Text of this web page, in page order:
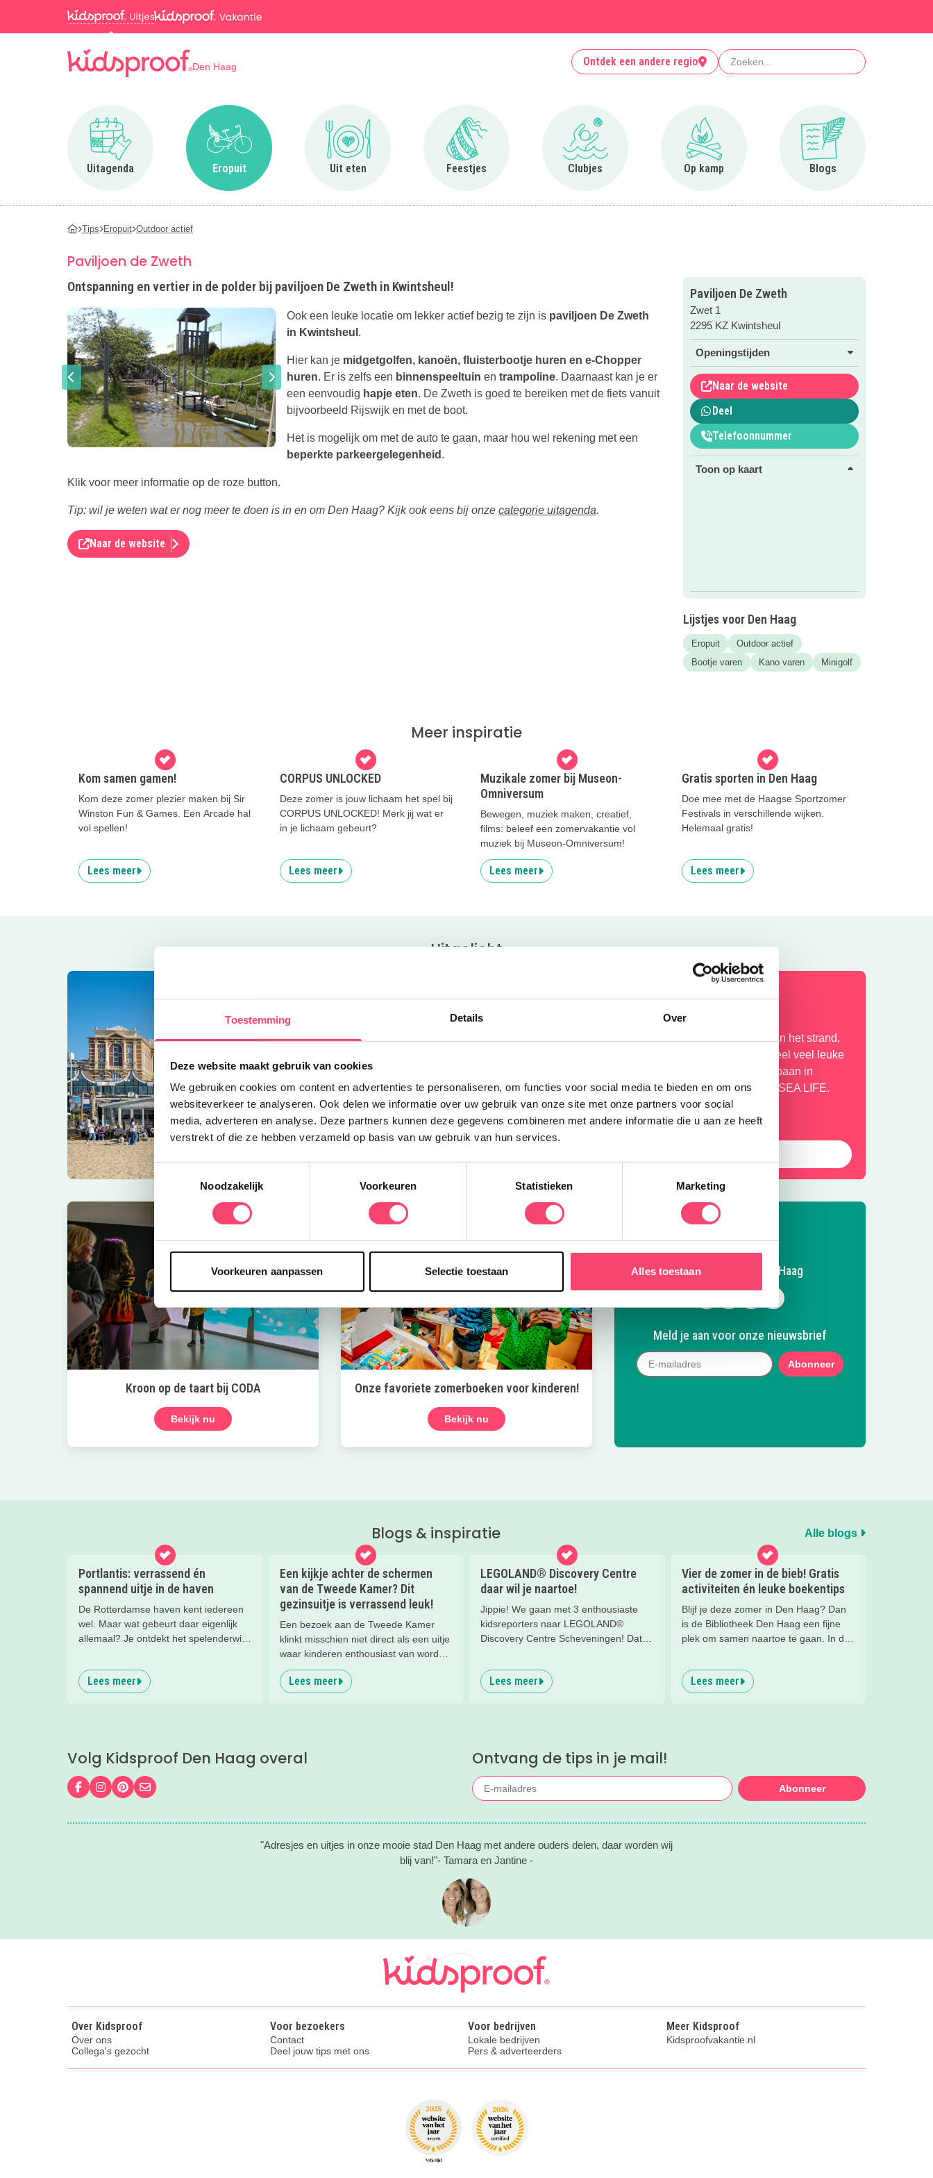
Toestemming Details Over
Deze website maakt gebruik van cookies
We gebruiken cookies om content en advertenties te personaliseren, om functies voor social media te bieden en om ons
websiteverkeer te analyseren. Ook delen we informatie over uw gebruik van onze site met onze partners voor social
media, adverteren en analyse. Deze partners kunnen deze gegevens combineren met andere informatie die u aan ze heeft
verstrekt of die ze hebben verzameld op basis van uw gebruik van hun services.
Toestemmingsselectie
Noodzakelijk
Voorkeuren Statistieken Marketing
Voorkeuren aanpassen Selectie toestaan Alles toestaan
Den Haag Ontdek een andere regio Zoeken
Uitagenda
Ga naar Uitagenda
Eropuit
Ga naar Eropuit
Uit eten
Ga naar Uit eten
Feestjes
Ga naar Feestjes
Clubjes
Ga naar Clubjes
Op kamp
Ga naar Op kamp
Blogs
Ga naar Blogs
Tips Eropuit Outdoor actief
Paviljoen de Zweth
Ontspanning en vertier in de polder bij paviljoen De Zweth in Kwintsheul!
Ook een leuke locatie om lekker actief bezig te zijn is paviljoen De Zweth
in Kwintsheul .
Hier kan je midgetgolfen, kanoën, fluisterbootje huren en e-Chopper
huren. Er is zelfs een binnenspeeltuin en trampoline. Daarnaast kan je er
een eenvoudig hapje eten. De Zweth is goed te bereiken met de fiets vanuit
bijvoorbeeld Rijswijk en met de boot.
Het is mogelijk om met de auto te gaan, maar hou wel rekening met een
beperkte parkeergelegenheid .
Klik voor meer informatie op de roze button.
Tip: wil je weten wat er nog meer te doen is in en om Den Haag? Kijk ook eens bij onze categorie uitagenda.
Naar de website
Paviljoen De Zweth
Zwet 1
2295 KZ Kwintsheul
Openingstijden
Naar de website
Deel
Telefoonnummer
Toon op kaart
Lijstjes voor Den Haag
Eropuit
Outdoor actief
Bootje varen
Kano varen Minigolf
Meer inspiratie
Kom samen gamen!
Kom deze zomer plezier maken bij Sir
Winston Fun & Games. Een Arcade hal
vol spellen!
Lees meer
CORPUS UNLOCKED
Deze zomer is jouw lichaam het spel bij
CORPUS UNLOCKED! Merk jij wat er
in je lichaam gebeurt?
Lees meer
Muzikale zomer bij Museon-
Omniversum
Bewegen, muziek maken, creatief,
films: beleef een zomervakantie vol
muziek bij Museon-Omniversum!
Lees meer
Gratis sporten in Den Haag
Doe mee met de Haagse Sportzomer
Festivals in verschillende wijken.
Helemaal gratis!
Lees meer
Uitgelicht
In Den Haag geniet je met kids van het strand,
de winkels in de binnenstad en heel veel leuke
attracties. Van een ritje in de achtbaan in
Drievliet tot onderwater duiken in SEA LIFE.
Perfect voor een heuse citytrip!
Kroon op de taart bij CODA
Bekijk nu
Onze favoriete zomerboeken voor kinderen!
Bekijk nu
Volg Kidsproof Den Haag
Volg ons op Facebook
Volg ons op Instagram
Volg ons op Pinterest
Mail ons
Meld je aan voor onze nieuwsbrief
Abonneer
Blogs & inspiratie Alle blogs
Portlantis: verrassend én
spannend uitje in de haven
De Rotterdamse haven kent iedereen
wel. Maar wat gebeurt daar eigenlijk
allemaal? Je ontdekt het spelenderwijs
gingen er een dag met vier meiden
heen en kwamen tijd tekort!
Lees meer
Een kijkje achter de schermen
van de Tweede Kamer? Dit
gezinsuitje is verrassend leuk!
Een bezoek aan de Tweede Kamer
klinkt misschien niet direct als een uitje
waar kinderen enthousiast van worden.
Blogmoeder Zi durfde het toch aan met
dochter Emily en werden tijdens de
schermen ontdekten we samen hoe de
Lees meer
LEGOLAND® Discovery Centre
daar wil je naartoe!
Jippie! We gaan met 3 enthousiaste
kidsreporters naar LEGOLAND®
Discovery Centre Scheveningen! Dat
Scheveningen waar die toffe giraffe
Gigi voor staat.... Wat een geweldig
kleurrijk LEGO® speelparadijs voor
Lees meer
Vier de zomer in de bieb! Gratis
activiteiten én leuke boekentips
Blijf je deze zomer in Den Haag? Dan
is de Bibliotheek Den Haag een fijne
plek om samen naartoe te gaan. In de
Van creatieve workshops en
voorleesmomenten tot spelletjes,
speurtochten en zomerse boekentips.
Lees meer
Volg Kidsproof Den Haag overal
Volg ons op Facebook
Volg ons op Instagram
Volg ons op Pinterest
Mail ons
Ontvang de tips in je mail!
Abonneer
"Adresjes en uitjes in onze mooie stad Den Haag met andere ouders delen, daar worden wij
blij van!"- Tamara en Jantine -
Over Kidsproof
Over ons
Collega's gezocht
Voor bezoekers
Contact
Deel jouw tips met ons
Voor bedrijven
Lokale bedrijven
Pers & adverteerders
Meer Kidsproof
Kidsproofvakantie.nl